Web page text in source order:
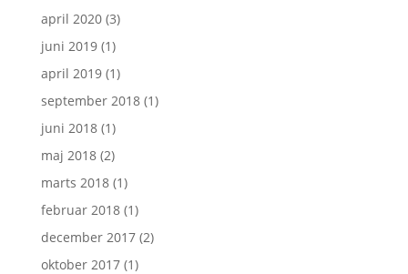
april 2020(3)
juni 2019(1)
april 2019(1)
september 2018(1)
juni 2018(1)
maj 2018(2)
marts 2018(1)
februar 2018(1)
december 2017(2)
oktober 2017(1)